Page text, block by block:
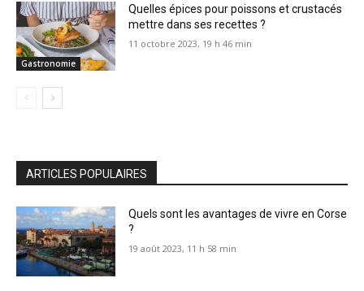
Gastronomie
Quelles épices pour poissons et crustacés
mettre dans ses recettes ?
11 octobre 2023, 19 h 46 min
ARTICLES POPULAIRES
Quels sont les avantages de vivre en Corse
?
19 août 2023, 11 h 58 min